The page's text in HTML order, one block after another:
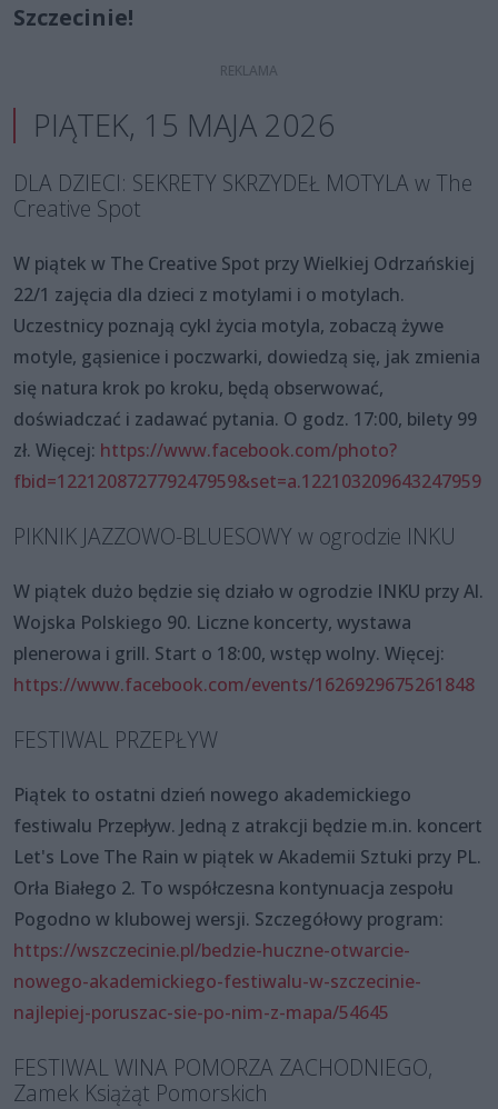
Szczecinie!
PIĄTEK, 15 MAJA 2026
DLA DZIECI: SEKRETY SKRZYDEŁ MOTYLA w The
Creative Spot
W piątek w The Creative Spot przy Wielkiej Odrzańskiej
22/1 zajęcia dla dzieci z motylami i o motylach.
Uczestnicy poznają cykl życia motyla, zobaczą żywe
motyle, gąsienice i poczwarki, dowiedzą się, jak zmienia
się natura krok po kroku, będą obserwować,
doświadczać i zadawać pytania. O godz. 17:00, bilety 99
zł. Więcej: https://www.facebook.com/photo?
fbid=122120872779247959&set=a.122103209643247959
PIKNIK JAZZOWO-BLUESOWY w ogrodzie INKU
W piątek dużo będzie się działo w ogrodzie INKU przy Al.
Wojska Polskiego 90. Liczne koncerty, wystawa
plenerowa i grill. Start o 18:00, wstęp wolny. Więcej:
https://www.facebook.com/events/1626929675261848
FESTIWAL PRZEPŁYW
Piątek to ostatni dzień nowego akademickiego
festiwalu Przepływ. Jedną z atrakcji będzie m.in. koncert
Let's Love The Rain w piątek w Akademii Sztuki przy PL.
Orła Białego 2. To współczesna kontynuacja zespołu
Pogodno w klubowej wersji. Szczegółowy program:
https://wszczecinie.pl/bedzie-huczne-otwarcie-
nowego-akademickiego-festiwalu-w-szczecinie-
najlepiej-poruszac-sie-po-nim-z-mapa/54645
FESTIWAL WINA POMORZA ZACHODNIEGO,
Zamek Książąt Pomorskich